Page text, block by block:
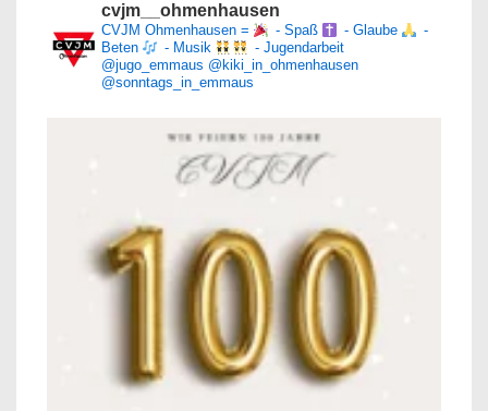
cvjm__ohmenhausen
CVJM Ohmenhausen = - Spaß - Glaube
-
Beten
- Musik
- Jugendarbeit
@jugo_emmaus @kiki_in_ohmenhausen
@sonntags_in_emmaus